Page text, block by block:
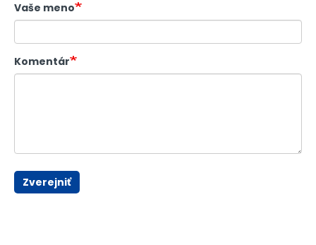
Vaše meno
Komentár
Zverejniť